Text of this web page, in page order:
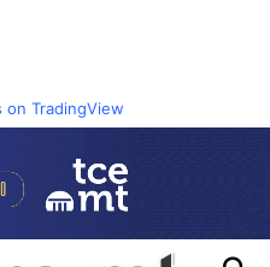
on TradingView